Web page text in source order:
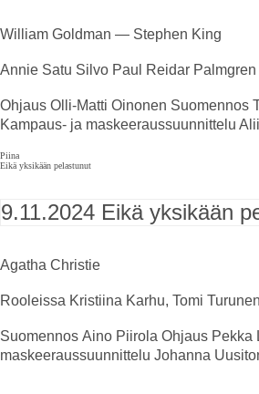
William Goldman — Stephen King
Annie Satu Silvo Paul Reidar Palmgren
Ohjaus Olli-Matti Oinonen Suomennos
Kampaus- ja maskeeraussuunnittelu
Piina
Eikä yksikään pelastunut
9.11.2024 Eikä yksikään
Agatha Christie
Rooleissa Kristiina Karhu, Tomi
Suomennos Aino Piirola Ohjaus Pekka
maskeeraussuunnittelu Johanna